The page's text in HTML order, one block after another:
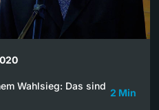
Wahlsieg: Das sind
2 Min